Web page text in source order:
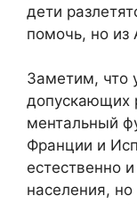
дети
помочь, но из
Заметим, что
допускающих
ментальный
Франции и
естественно
населения,